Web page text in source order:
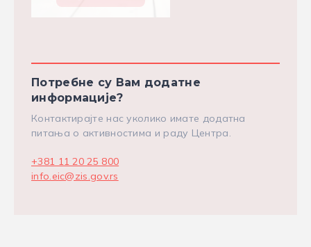
Потребне су Вам додатне
информације?
Контактирајте нас уколико имате додатна
питања о активностима и раду Центра.
+381 11 20 25 800
info.eic@zis.gov.rs